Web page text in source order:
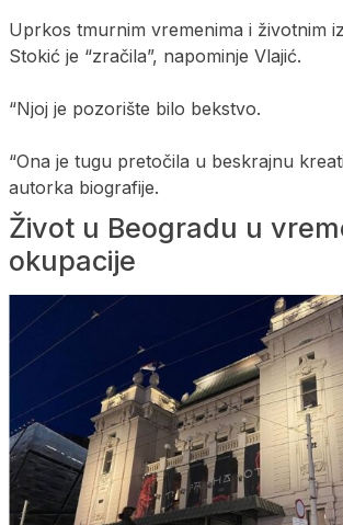
Uprkos tmurnim vremenima i životnim
Stokić je “zračila”, napominje Vlajić.
“Njoj je pozorište bilo bekstvo.
“Ona je tugu pretočila u beskrajnu
autorka biografije.
Život u Beogradu u
okupacije